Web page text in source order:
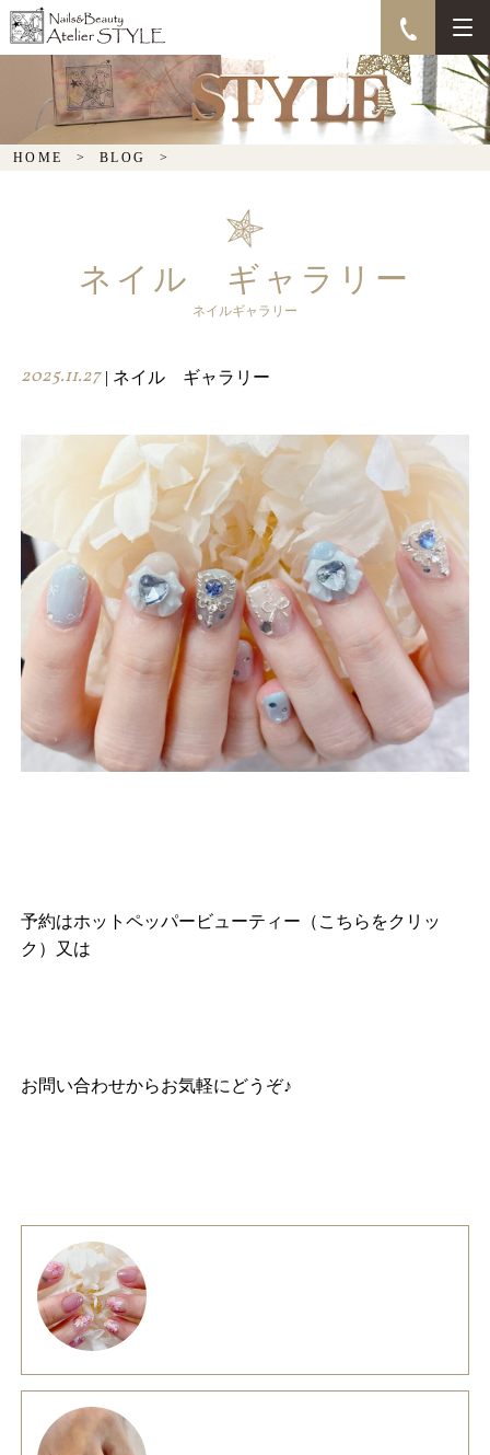
HOME BLOG
ネイル ギャラリー
ネイルギャラリー
2025.11.27| ネイル ギャラリー
予約はホットペッパービューティー（こちらをクリッ
ク）
又は
お問い合わせからお気軽にどうぞ♪